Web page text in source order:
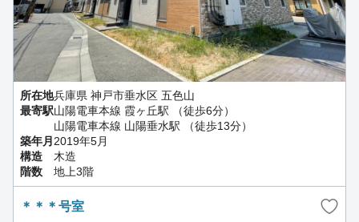
所在地兵庫県 神戸市垂水区 五色山
最寄駅山陽電車本線 霞ヶ丘駅 （徒歩6分）
山陽電車本線 山陽垂水駅 （徒歩13分）
築年月 2019年5月
構造
木造
階数
地上3階
＊＊＊号室